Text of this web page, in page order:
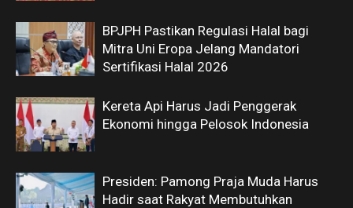
BPJPH Pastikan Regulasi Halal bagi
Mitra Uni Eropa Jelang Mandatori
Sertifikasi Halal 2026
Kereta Api Harus Jadi Penggerak
Ekonomi hingga Pelosok Indonesia
Presiden: Pamong Praja Muda Harus
Hadir saat Rakyat Membutuhkan